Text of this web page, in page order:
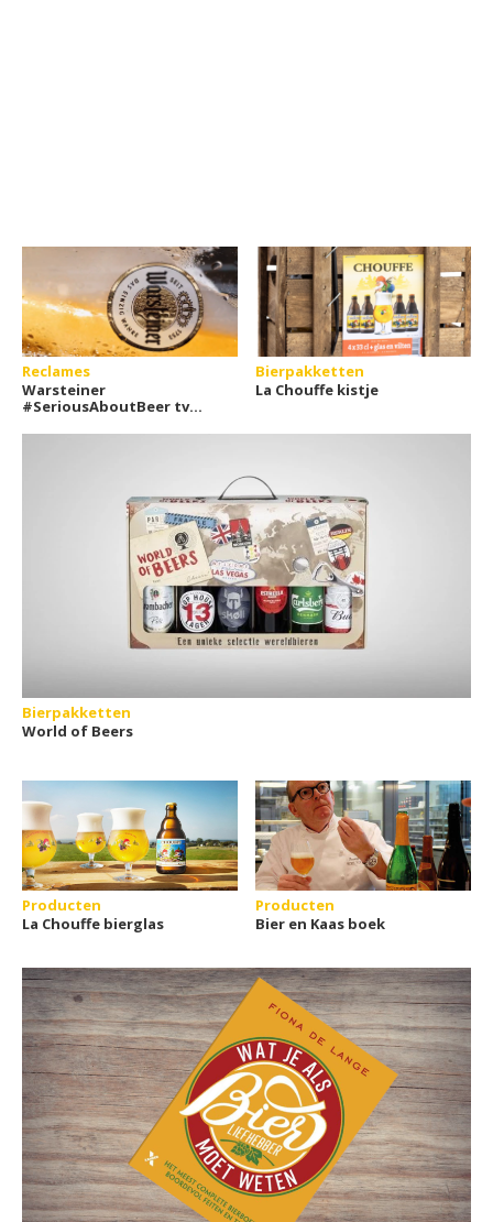
Reclames
Warsteiner
#SeriousAboutBeer tv
Bierpakketten
La Chouffe kistje
Bierpakketten
World of Beers
Producten
La Chouffe bierglas
Producten
Bier en Kaas boek